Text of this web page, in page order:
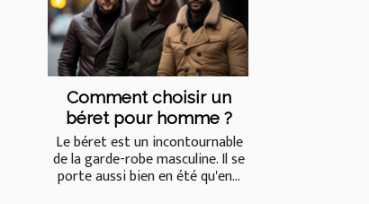
Comment choisir un
béret pour homme ?
Le béret est un incontournable
de la garde-robe masculine. Il se
porte aussi bien en été qu'en...